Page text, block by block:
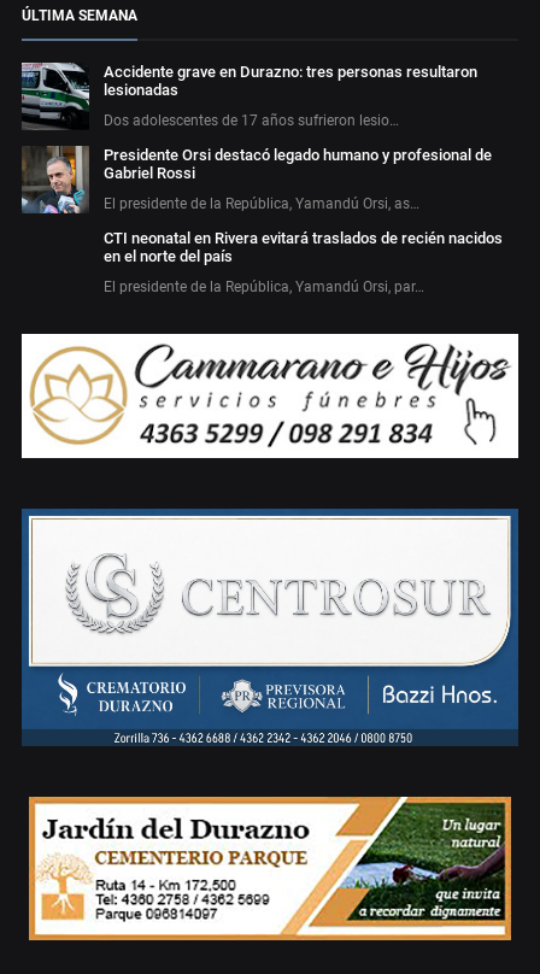
ÚLTIMA SEMANA
Accidente grave en Durazno: tres personas resultaron
lesionadas
Dos adolescentes de 17 años sufrieron lesio…
Presidente Orsi destacó legado humano y profesional de
Gabriel Rossi
El presidente de la República, Yamandú Orsi, as…
CTI neonatal en Rivera evitará traslados de recién nacidos
en el norte del país
El presidente de la República, Yamandú Orsi, par…